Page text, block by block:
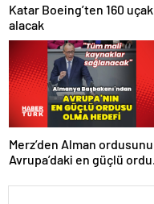
Katar Boeing’ten 160 uçak
alacak
Merz’den Alman ordusunu
Avrupa’daki en güçlü ordu